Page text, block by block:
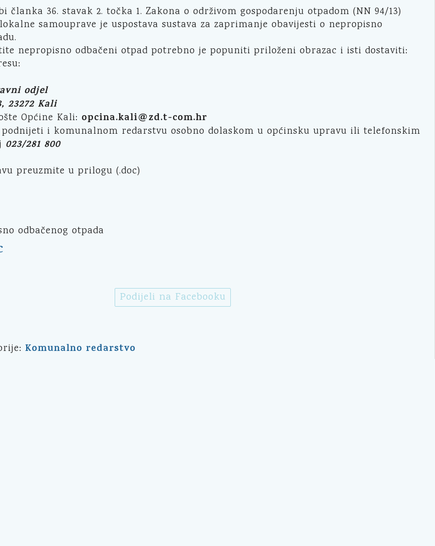
članka 36. stavak 2. točka 1. Zakona o održivom gospodarenju otpadom (NN 94/13)
samouprave je uspostava sustava za zaprimanje obavijesti o nepropisno
nepropisno odbačeni otpad potrebno je popuniti priloženi obrazac i isti dostaviti:
odjel
23272 Kali
Općine Kali: opcina.kali@zd.t-com.hr
podnijeti i komunalnom redarstvu osobno dolaskom u općinsku upravu ili telefonskim
023/281 800
preuzmite u prilogu (.doc)
odbačenog otpada
Podijeli na Facebooku
Komunalno redarstvo